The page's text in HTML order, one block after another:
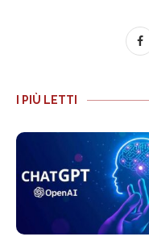
I PIÙ LETTI